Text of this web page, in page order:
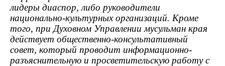
лидеры диаспор, либо руководители
национально-культурных организаций. Кроме
того, при Духовном Управлении мусульман края
действует общественно-консультативный
совет, который проводит информационно-
разъяснительную и просветительскую работу с